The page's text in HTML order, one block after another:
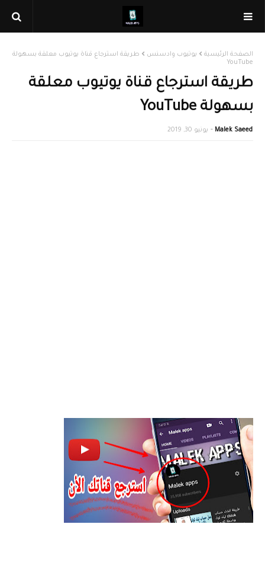
الصفحة الرئيسية يوتيوب وادسنس
طريقة استرجاع قناة يوتيوب معلقة بسهولة
YouTube
طريقة استرجاع قناة يوتيوب معلقة
بسهولة YouTube
Malek Saeed يونيو 30, 2019